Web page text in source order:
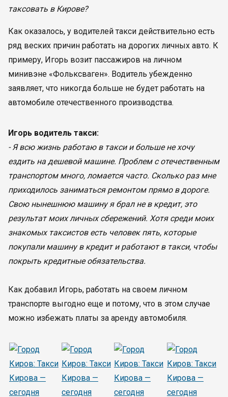
таксовать в Кирове?
Как оказалось, у водителей такси действительно есть
ряд веских причин работать на дорогих личных авто. К
примеру, Игорь возит пассажиров на личном
минивэне «Фольксваген». Водитель убежденно
заявляет, что никогда больше не будет работать на
автомобиле отечественного производства.
Игорь водитель такси:
- Я всю жизнь работаю в такси и больше не хочу
ездить на дешевой машине. Проблем с отечественным
транспортом много, ломается часто. Сколько раз мне
приходилось заниматься ремонтом прямо в дороге.
Свою нынешнюю машину я брал не в кредит, это
результат моих личных сбережений. Хотя среди моих
знакомых таксистов есть человек пять, которые
покупали машину в кредит и работают в такси, чтобы
покрыть кредитные обязательства.
Как добавил Игорь, работать на своем личном
транспорте выгодно еще и потому, что в этом случае
можно избежать платы за аренду автомобиля.